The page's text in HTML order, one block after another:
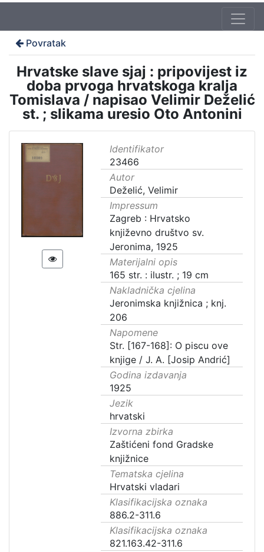
Povratak
Hrvatske slave sjaj : pripovijest iz
doba prvoga hrvatskoga kralja
Tomislava / napisao Velimir Deželić
st. ; slikama uresio Oto Antonini
Identifikator
23466
Autor
Deželić, Velimir
Impressum
Zagreb : Hrvatsko
književno društvo sv.
Jeronima, 1925
Materijalni opis
165 str. : ilustr. ; 19 cm
Nakladnička cjelina
Jeronimska knjižnica ; knj.
206
Napomene
Str. [167-168]: O piscu ove
knjige / J. A. [Josip Andrić]
Godina izdavanja
1925
Jezik
hrvatski
Izvorna zbirka
Zaštićeni fond Gradske
knjižnice
Tematska cjelina
Hrvatski vladari
Klasifikacijska oznaka
886.2-311.6
Klasifikacijska oznaka
821.163.42-311.6